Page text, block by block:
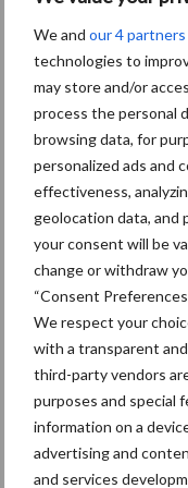
We and our 4 partners
technologies to
may store and/or
process the personal
browsing data, for
personalized ads and
effectiveness,
geolocation data, and
your consent will be
change or withdraw
“Consent
We respect your
with a transparent
third-party vendors
purposes and special
information on a
advertising and
and services
goed te laten
“Bovendien scheelt
hoeft uit te zoeken”,
van energiecontracten.
om zich op dat gebied
En de DLV Advies
zitten, benadrukt hij.
discussie met de
problemen op te
een afrekening van het
bij alle grote
waardoor we
Bron:DLV advies
Aanbevolen